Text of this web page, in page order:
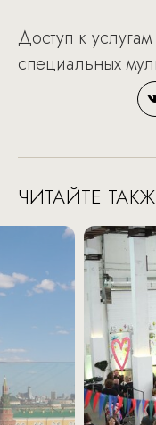
Доступ к
специальных
ЧИТАЙТЕ